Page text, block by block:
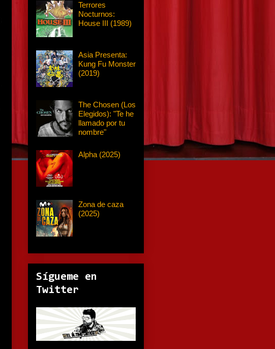
Terrores
Nocturnos:
House III (1989)
Asia Presenta:
Kung Fu Monster
(2019)
The Chosen (Los
Elegidos): "Te he
llamado por tu
nombre"
Alpha (2025)
Zona de caza
(2025)
Sígueme en
Twitter